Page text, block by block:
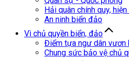
Hải quân chính quy,
An ninh biển đảo
Vì chủ quyền biển, đảo
Điểm tựa ngư dân vươn
Chung sức bảo vệ chủ